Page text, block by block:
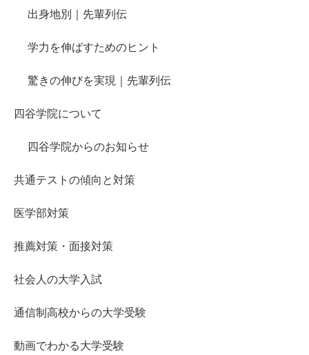
出身地別｜先輩列伝
学力を伸ばすためのヒント
驚きの伸びを実現｜先輩列伝
四谷学院について
四谷学院からのお知らせ
共通テストの傾向と対策
医学部対策
推薦対策・面接対策
社会人の大学入試
通信制高校からの大学受験
動画でわかる大学受験